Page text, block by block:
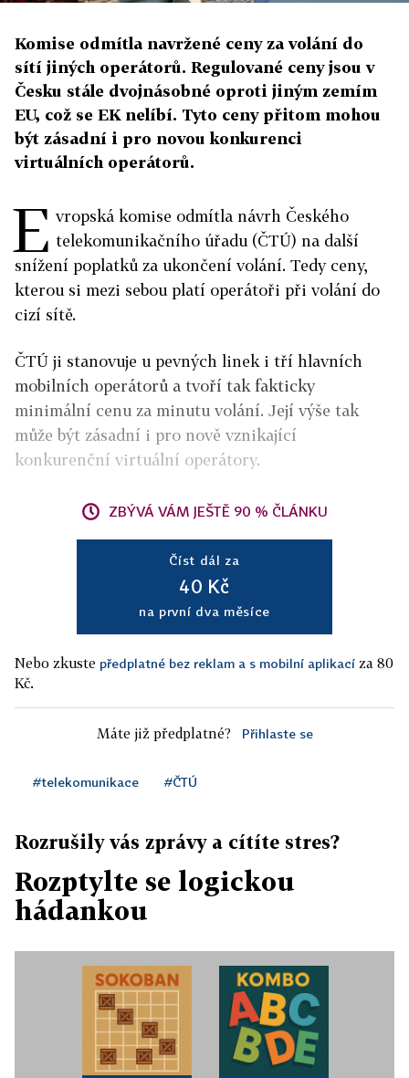
Komise odmítla navržené ceny za volání do
sítí jiných operátorů. Regulované ceny jsou v
Česku stále dvojnásobné oproti jiným zemím
EU, což se EK nelíbí. Tyto ceny přitom mohou
být zásadní i pro novou konkurenci
virtuálních operátorů.
E vropská komise odmítla návrh Českého
telekomunikačního úřadu (ČTÚ) na další
snížení poplatků za ukončení volání. Tedy ceny,
kterou si mezi sebou platí operátoři při volání do
cizí sítě.
ČTÚ ji stanovuje u pevných linek i tří hlavních
mobilních operátorů a tvoří tak fakticky
minimální cenu za minutu volání. Její výše tak
může být zásadní i pro nově vznikající
konkurenční virtuální operátory.
ZBÝVÁ VÁM JEŠTĚ 90 % ČLÁNKU
Číst dál za
40 Kč
na první dva měsíce
Nebo zkuste předplatné bez reklam a s mobilní aplikací za 80
Kč.
Máte již předplatné? Přihlaste se
#telekomunikace #ČTÚ
Rozrušily vás zprávy a cítíte stres?
Rozptylte se logickou
hádankou